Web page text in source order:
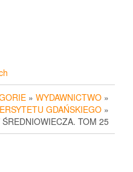
» WYDAWNICTWO »
GDAŃSKIEGO »
TOM 25